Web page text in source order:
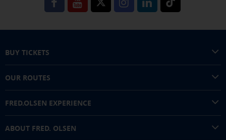
BUY TICKETS
OUR ROUTES
FRED.OLSEN EXPERIENCE
ABOUT FRED. OLSEN